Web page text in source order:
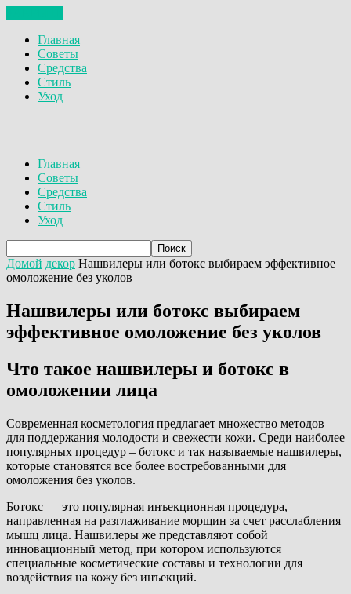
Главная
Советы
Средства
Стиль
Уход
Главная
Советы
Средства
Стиль
Уход
Домой декор Нашвилеры или ботокс выбираем эффективное
омоложение без уколов
Нашвилеры или ботокс выбираем
эффективное омоложение без уколов
Что такое нашвилеры и ботокс в
омоложении лица
Современная косметология предлагает множество методов
для поддержания молодости и свежести кожи. Среди наиболее
популярных процедур – ботокс и так называемые нашвилеры,
которые становятся все более востребованными для
омоложения без уколов.
Ботокс — это популярная инъекционная процедура,
направленная на разглаживание морщин за счет расслабления
мышц лица. Нашвилеры же представляют собой
инновационный метод, при котором используются
специальные косметические составы и технологии для
воздействия на кожу без инъекций.